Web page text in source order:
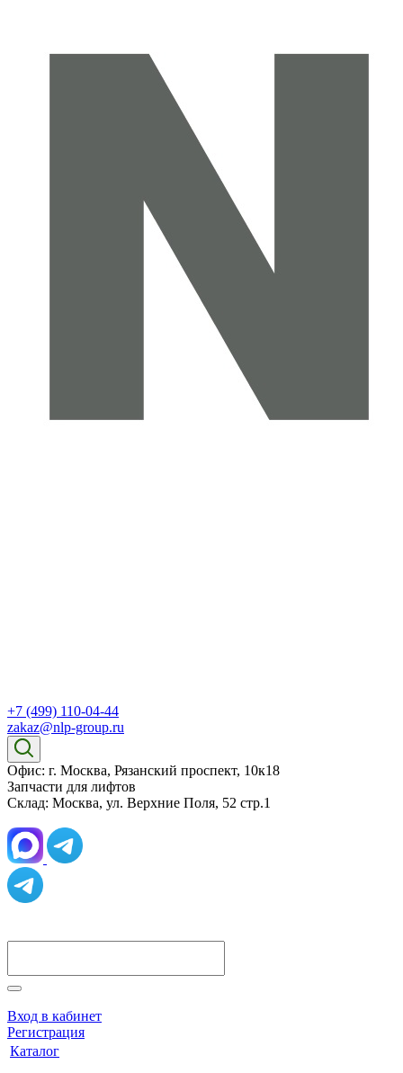
+7 (499) 110-04-44
zakaz@nlp-group.ru
Офис: г. Москва, Рязанский проспект, 10к18
Запчасти для лифтов
Склад: Москва, ул. Верхние Поля, 52 стр.1
Вход в кабинет
Регистрация
Каталог